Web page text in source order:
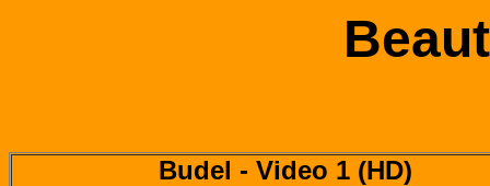
Budel - Video 1 (HD)